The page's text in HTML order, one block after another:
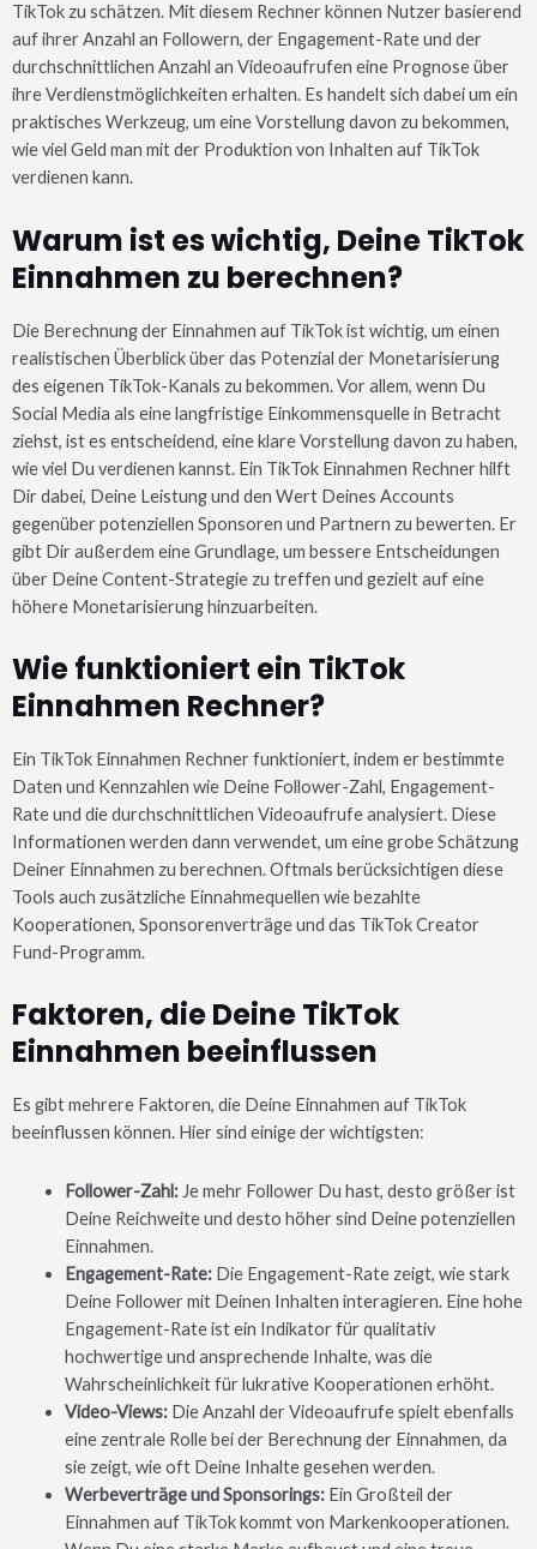
TikTok zu schätzen. Mit diesem Rechner können Nutzer basierend
auf ihrer Anzahl an Followern, der Engagement-Rate und der
durchschnittlichen Anzahl an Videoaufrufen eine Prognose über
ihre Verdienstmöglichkeiten erhalten. Es handelt sich dabei um ein
praktisches Werkzeug, um eine Vorstellung davon zu bekommen,
wie viel Geld man mit der Produktion von Inhalten auf TikTok
verdienen kann.
Warum ist es wichtig, Deine TikTok
Einnahmen zu berechnen?
Die Berechnung der Einnahmen auf TikTok ist wichtig, um einen
realistischen Überblick über das Potenzial der Monetarisierung
des eigenen TikTok-Kanals zu bekommen. Vor allem, wenn Du
Social Media als eine langfristige Einkommensquelle in Betracht
ziehst, ist es entscheidend, eine klare Vorstellung davon zu haben,
wie viel Du verdienen kannst. Ein TikTok Einnahmen Rechner hilft
Dir dabei, Deine Leistung und den Wert Deines Accounts
gegenüber potenziellen Sponsoren und Partnern zu bewerten. Er
gibt Dir außerdem eine Grundlage, um bessere Entscheidungen
über Deine Content-Strategie zu treffen und gezielt auf eine
höhere Monetarisierung hinzuarbeiten.
Wie funktioniert ein TikTok
Einnahmen Rechner?
Ein TikTok Einnahmen Rechner funktioniert, indem er bestimmte
Daten und Kennzahlen wie Deine Follower-Zahl, Engagement-
Rate und die durchschnittlichen Videoaufrufe analysiert. Diese
Informationen werden dann verwendet, um eine grobe Schätzung
Deiner Einnahmen zu berechnen. Oftmals berücksichtigen diese
Tools auch zusätzliche Einnahmequellen wie bezahlte
Kooperationen, Sponsorenverträge und das TikTok Creator
Fund-Programm.
Faktoren, die Deine TikTok
Einnahmen beeinflussen
Es gibt mehrere Faktoren, die Deine Einnahmen auf TikTok
beeinflussen können. Hier sind einige der wichtigsten:
Follower-Zahl:Je mehr Follower Du hast, desto größer ist
Deine Reichweite und desto höher sind Deine potenziellen
Einnahmen.
Engagement-Rate:Die Engagement-Rate zeigt, wie stark
Deine Follower mit Deinen Inhalten interagieren. Eine hohe
Engagement-Rate ist ein Indikator für qualitativ
hochwertige und ansprechende Inhalte, was die
Wahrscheinlichkeit für lukrative Kooperationen erhöht.
Video-Views:Die Anzahl der Videoaufrufe spielt ebenfalls
eine zentrale Rolle bei der Berechnung der Einnahmen, da
sie zeigt, wie oft Deine Inhalte gesehen werden.
Werbeverträge und Sponsorings:Ein Großteil der
Einnahmen auf TikTok kommt von Markenkooperationen.